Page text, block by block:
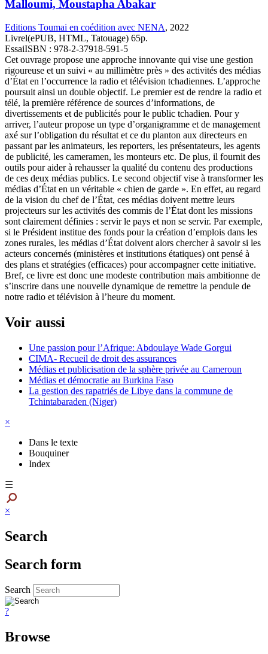
Malloumi, Moustapha Abakar
Editions Toumai en coédition avec NENA, 2022
Livrel(ePUB, HTML, Tatouage) 65p.
EssaiISBN : 978-2-37918-591-5
Cet ouvrage propose une approche innovante qui vise une gestion
rigoureuse et un suivi « au millimètre près » des activités des médias
d’État en l’occurrence la radio et télévision tchadiennes. L’approche
poursuit ainsi un double objectif. Le premier est de rendre la radio et
télé, la première référence de sources d’informations, de
divertissements et de publicités pour le public tchadien. Pour y
arriver, l’auteur propose un type d’organigramme et de management
axé sur l’obligation du résultat et ce du planton aux directeurs en
passant par les animateurs, les reporters, les présentateurs, les agents
de publicité, les cameramen, les monteurs etc. De plus, il fournit des
outils pour aider à rehausser la qualité du contenu des productions
de ces deux médias publics. Le second objectif vise à transformer les
médias d’État en un véritable « chien de garde ». En effet, au regard
de la vision du chef de l’État, ces médias doivent mettre leurs
projecteurs sur les activités des commis de l’État dont les missions
sont clairement définies : servir le pays et non se servir. Par exemple,
si le Président institue des fonds pour la création d’emplois dans les
zones rurales, les médias d’État doivent alors chercher à savoir si les
acteurs concernés (ministères et institutions étatiques) ont pensé à
des plans et stratégies (efficaces) pour accompagner cette initiative.
Bref, ce livre est donc une modeste contribution mais ambitionne de
s’inscrire dans une nouvelle dynamique de remettre la pendule de
notre radio et télévision à l’heure du moment.
Voir aussi
Une passion pour l’Afrique: Abdoulaye Wade Gorgui
CIMA- Recueil de droit des assurances
Médias et publicisation de la sphère privée au Cameroun
Médias et démocratie au Burkina Faso
La gestion des rapatriés de Libye dans la commune de
Tchintabaraden (Niger)
×
Dans le texte
Bouquiner
Index
☰
×
Search
Search form
Search
?
Browse